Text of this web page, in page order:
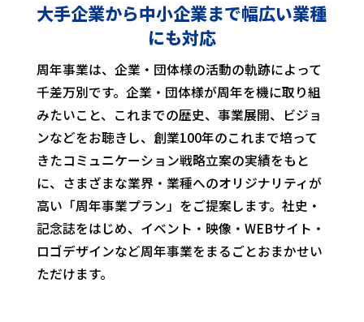
大手企業から中小企業まで幅広い業種
にも対応
周年事業は、企業・団体様の活動の軌跡によって
千差万別です。企業・団体様が周年を機に取り組
みたいこと、これまでの歴史、事業展開、ビジョ
ンなどをお聴きし、創業100年のこれまで培って
きたコミュニケーション戦略立案の実績をもと
に、さまざまな業界・業種へのオリジナリティが
高い「周年事業プラン」をご提案します。社史・
記念誌をはじめ、イベント・映像・WEBサイト・
ロゴデザインなど周年事業をまるごとおまかせい
ただけます。